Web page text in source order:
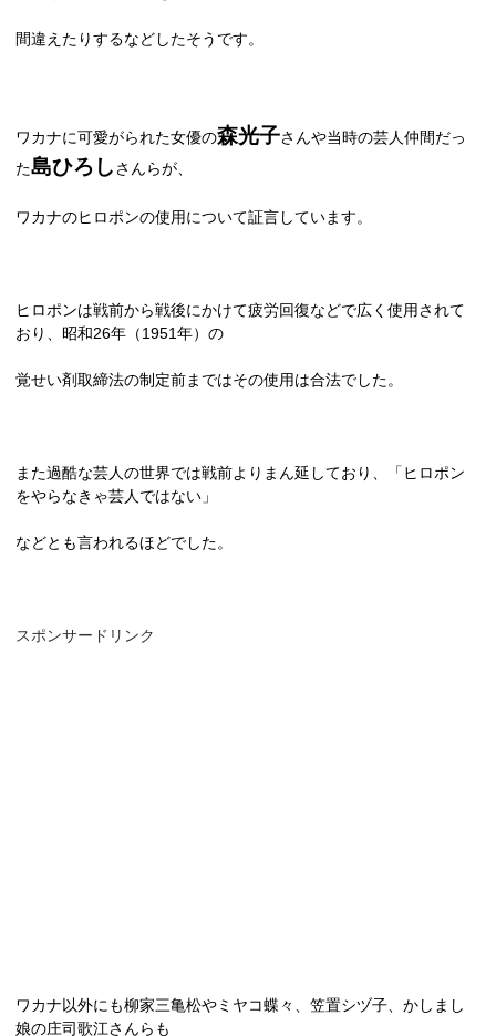
間違えたりするなどしたそうです。
ワカナに可愛がられた女優の森光子さんや当時の芸人仲間だっ
た島ひろしさんらが、
ワカナのヒロポンの使用について証言しています。
ヒロポンは戦前から戦後にかけて疲労回復などで広く使用されて
おり、昭和26年（1951年）の
覚せい剤取締法の制定前まではその使用は合法でした。
また過酷な芸人の世界では戦前よりまん延しており、「ヒロポン
をやらなきゃ芸人ではない」
などとも言われるほどでした。
スポンサードリンク
ワカナ以外にも柳家三亀松やミヤコ蝶々、笠置シヅ子、かしまし
娘の庄司歌江さんらも